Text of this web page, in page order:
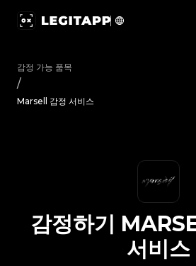
감정 가능 품목
/
Marsell 감정 서비스
감정하기
서비스